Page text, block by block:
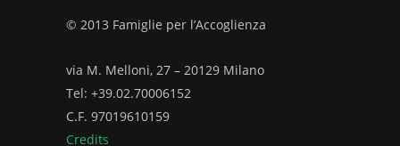
© 2013 Famiglie per l’Accoglienza
via M. Melloni, 27 – 20129 Milano
Tel: +39.02.70006152
C.F. 97019610159
Credits